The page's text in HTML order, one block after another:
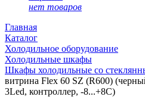
нет товаров
Главная
Каталог
Холодильное оборудование
Холодильные шкафы
Шкафы холодильные со
витрина Flex 60 SZ (R600)
3Led, контроллер, -8...+8С)